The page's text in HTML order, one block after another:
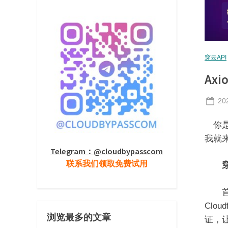
穿云API
你
我就
首
证，
Telegram：@cloudbypasscom
联系我们领取免费试用
浏览最多的文章